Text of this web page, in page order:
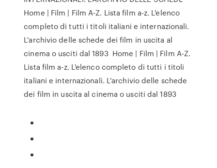
Home | Film | Film A-Z. Lista film a-z. L'elenco
completo di tutti i titoli italiani e internazionali.
L'archivio delle schede dei film in uscita al
cinema o usciti dal 1893 Home | Film | Film A-Z.
Lista film a-z. L'elenco completo di tutti i titoli
italiani e internazionali. L'archivio delle schede
dei film in uscita al cinema o usciti dal 1893